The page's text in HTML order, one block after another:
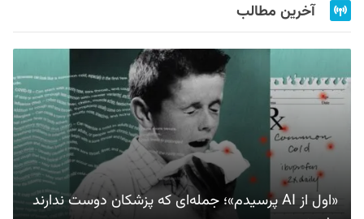
آخرین مطالب
«اول از AI پرسیدم»؛ جمله‌ای که پزشکان دوست ندارند